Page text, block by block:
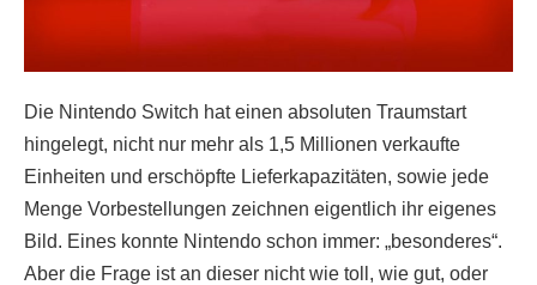
Die Nintendo Switch hat einen absoluten Traumstart
hingelegt, nicht nur mehr als 1,5 Millionen verkaufte
Einheiten und erschöpfte Lieferkapazitäten, sowie jede
Menge Vorbestellungen zeichnen eigentlich ihr eigenes
Bild. Eines konnte Nintendo schon immer: „besonderes“.
Aber die Frage ist an dieser nicht wie toll, wie gut, oder